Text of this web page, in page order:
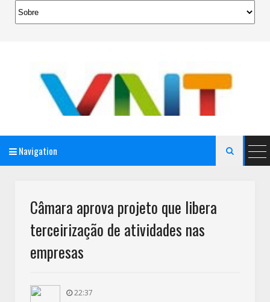
Navigation 
Câmara aprova projeto que libera
terceirização de atividades nas
empresas
22:37